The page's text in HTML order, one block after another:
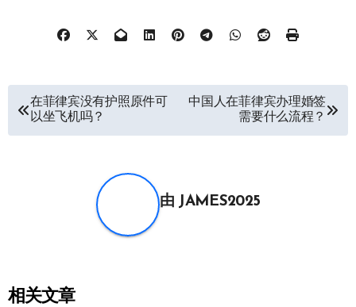
在菲律宾没有护照原件可
以坐飞机吗？
中国人在菲律宾办理婚签
需要什么流程？
由 JAMES2025
相关文章